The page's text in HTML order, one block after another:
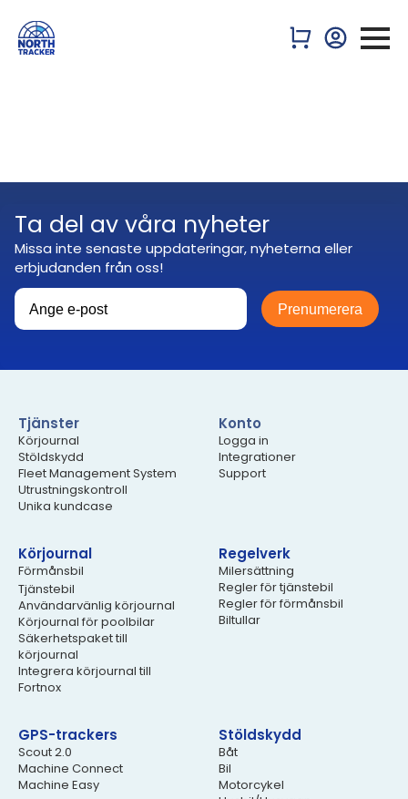
Ta del av våra nyheter
Missa inte senaste uppdateringar, nyheterna eller
erbjudanden från oss!
Prenumerera
Tjänster
Körjournal
Stöldskydd
Fleet Management System
Utrustningskontroll
Unika kundcase
Konto
Logga in
Integrationer
Support
Körjournal
Förmånsbil
Tjänstebil
Användarvänlig körjournal
Körjournal för poolbilar
Säkerhetspaket till
körjournal
Integrera körjournal till
Fortnox
Regelverk
Milersättning
Regler för tjänstebil
Regler för förmånsbil
Biltullar
GPS-trackers
Scout 2.0
Machine Connect
Machine Easy
Stöldskydd
Båt
Bil
Motorcykel